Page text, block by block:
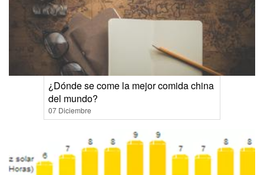
¿Dónde se come la mejor comida china
del mundo?
07 Diciembre